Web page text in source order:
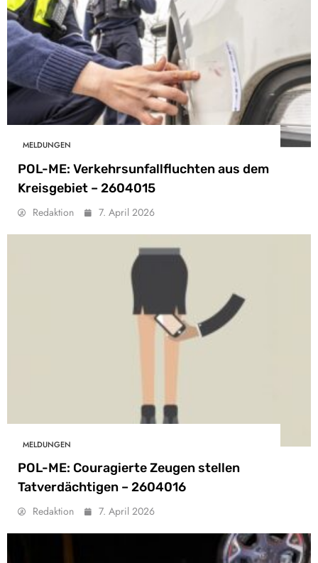
MELDUNGEN
POL-ME: Verkehrsunfallfluchten aus dem
Kreisgebiet – 2604015
Redaktion 7. April 2026
MELDUNGEN
POL-ME: Couragierte Zeugen stellen
Tatverdächtigen – 2604016
Redaktion 7. April 2026